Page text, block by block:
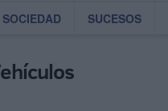
SOCIEDAD SUCESOS